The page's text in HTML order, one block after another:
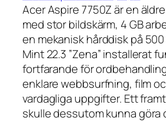
Acer Aspire 7750Z är en
med stor bildskärm, 4 GB
en mekanisk hårddisk på 500
Mint 22.3 ”Zena” installerat
fortfarande för
enklare webbsurfning, film
vardagliga uppgifter. Ett
skulle dessutom kunna göra